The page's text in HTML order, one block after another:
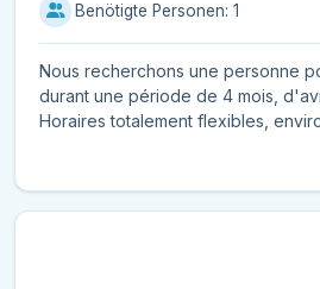
Benötigte Personen: 1
Nous recherchons une personne
durant une période de 4 mois,
Horaires totalement flexibles,